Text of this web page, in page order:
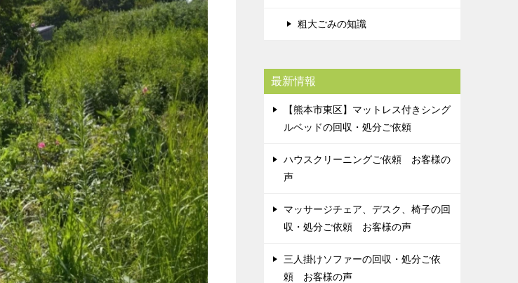
粗大ごみの知識
最新情報
【熊本市東区】マットレス付きシング
ルベッドの回収・処分ご依頼
ハウスクリーニングご依頼 お客様の
声
マッサージチェア、デスク、椅子の回
収・処分ご依頼 お客様の声
三人掛けソファーの回収・処分ご依
頼 お客様の声